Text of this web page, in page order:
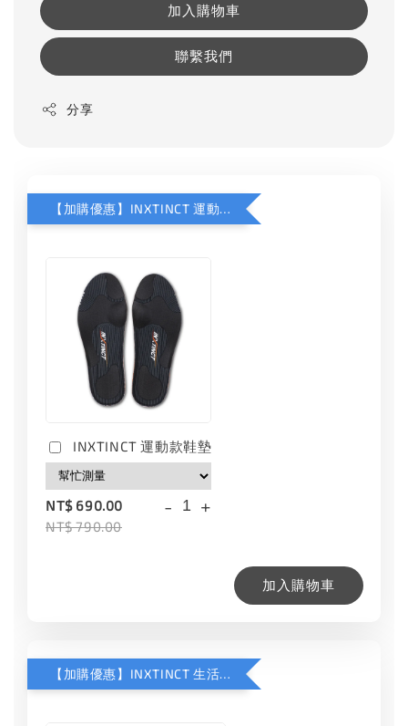
加入購物車
聯繫我們
分享
【加購優惠】INXTINCT 運動款鞋墊
INXTINCT 運動款鞋墊
NT$ 690.00
NT$ 790.00
- +
加入購物車
【加購優惠】INXTINCT 生活日用鞋墊